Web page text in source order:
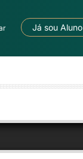
Já sou Aluno